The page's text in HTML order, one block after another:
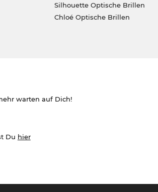
Silhouette Optische Brillen
Chloé Optische Brillen
warten auf Dich!
Du hier